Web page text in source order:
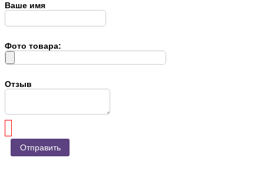
Ваше имя
Фото товара:
Отзыв